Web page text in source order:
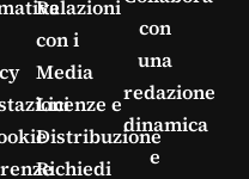
Relazioni
con i
Media
Licenze e
Distribuzione
Richiedi
con
una
redazione
dinamica
e